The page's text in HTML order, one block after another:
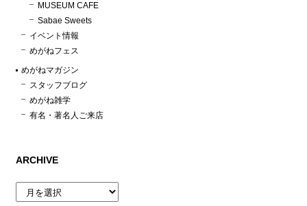
MUSEUM CAFE
Sabae Sweets
イベント情報
めがねフェス
めがねマガジン
スタッフブログ
めがね雑学
有名・著名人ご来店
ARCHIVE